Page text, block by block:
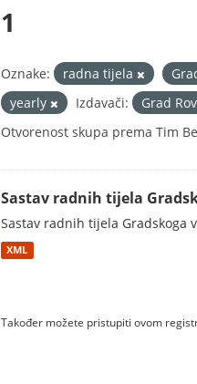
1
Oznake: radna tijela
yearly
Izdavači: Grad
Otvorenost skupa prema Tim
Sastav radnih tijela
Sastav radnih tijela Gradskoga
XML
Također možete pristupiti ovom